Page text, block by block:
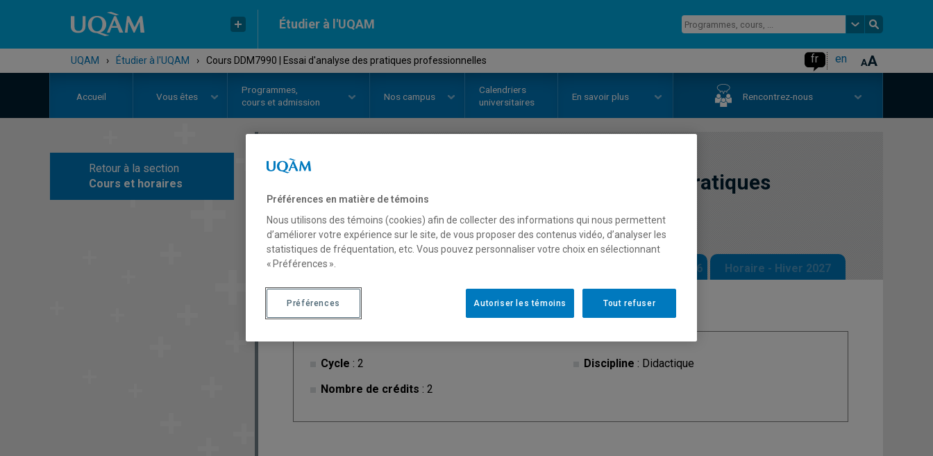
Étudier à l'UQAM
UQAM › Étudier à l'UQAM › Cours DDM7990 | Essai d'analyse des pratiques professionnelles fr en
Accueil Vous êtes
Programmes,
cours et admission
Nos campus
Calendriers
universitaires
En savoir plus Rencontrez-nous
Retour à la section
Cours et horaires
Essai d'analyse des pratiques
professionnelles
Description Horaire - Automne 2026 Horaire - Hiver 2027
Cycle : 2
Nombre de crédits : 2
Discipline : Didactique
Préférences en matière de témoins
Nous utilisons des témoins (cookies) afin de collecter des informations qui nous permettent
d’améliorer votre expérience sur le site, de vous proposer des contenus vidéo, d’analyser les
statistiques de fréquentation, etc. Vous pouvez personnaliser votre choix en sélectionnant
« Préférences ».
Tout refuser
Autoriser les témoins
Préférences